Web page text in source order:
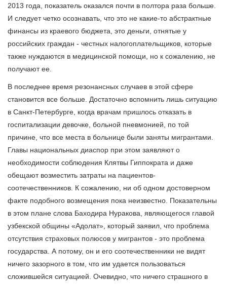
2013 года, показатель оказался почти в полтора раза больше.
И следует четко осознавать, что это не какие-то абстрактные
финансы из краевого бюджета, это деньги, отнятые у
российских граждан - честных налогоплательщиков, которые
также нуждаются в медицинской помощи, но к сожалению, не
получают ее.
В последнее время резонансных случаев в этой сфере
становится все больше. Достаточно вспомнить лишь ситуацию
в Санкт-Петербурге, когда врачам пришлось отказать в
госпитализации девочке, больной пневмонией, по той
причине, что все места в больнице были заняты мигрантами.
Главы национальных диаспор при этом заявляют о
необходимости соблюдения Клятвы Гиппократа и даже
обещают возместить затраты на пациентов-
соотечественников. К сожалению, ни об одном достоверном
факте подобного возмещения пока неизвестно. Показательны
в этом плане слова Баходира Нуракова, являющегося главой
узбекской общины «Адолат», который заявил, что проблема
отсутствия страховых полюсов у мигрантов - это проблема
государства. А потому, он и его соотечественники не видят
ничего зазорного в том, что им удается пользоваться
сложившейся ситуацией. Очевидно, что ничего страшного в